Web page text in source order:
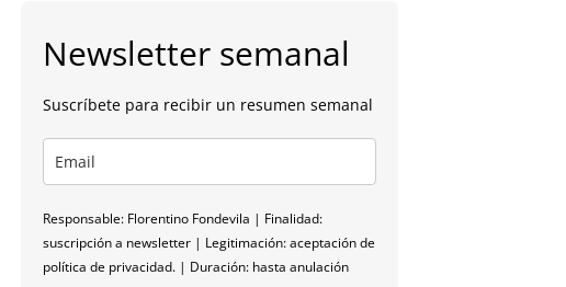
Newsletter semanal
Suscríbete para recibir un resumen semanal
Responsable: Florentino Fondevila | Finalidad:
suscripción a newsletter | Legitimación: aceptación de
política de privacidad. | Duración: hasta anulación